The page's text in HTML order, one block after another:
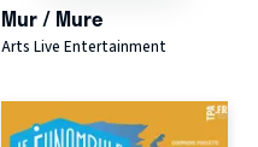
Mur / Mure
Arts Live Entertainment